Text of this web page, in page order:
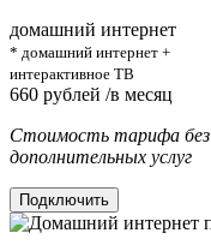
домашний интернет
* домашний интернет +
интерактивное ТВ
660 рублей /в месяц
Стоимость тарифа без
дополнительных услуг
Подключить